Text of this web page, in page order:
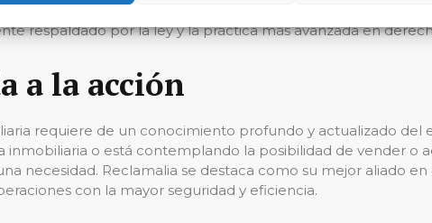
máxima calidad y con garantías de éxito. Tratamos cada
respaldado por la ley y la práctica más avanzada en
a la acción
requiere de un conocimiento profundo y actualizado del
o está contemplando la posibilidad de vender o
necesidad. Reclamalia se destaca como su mejor aliado
con la mayor seguridad y eficiencia.